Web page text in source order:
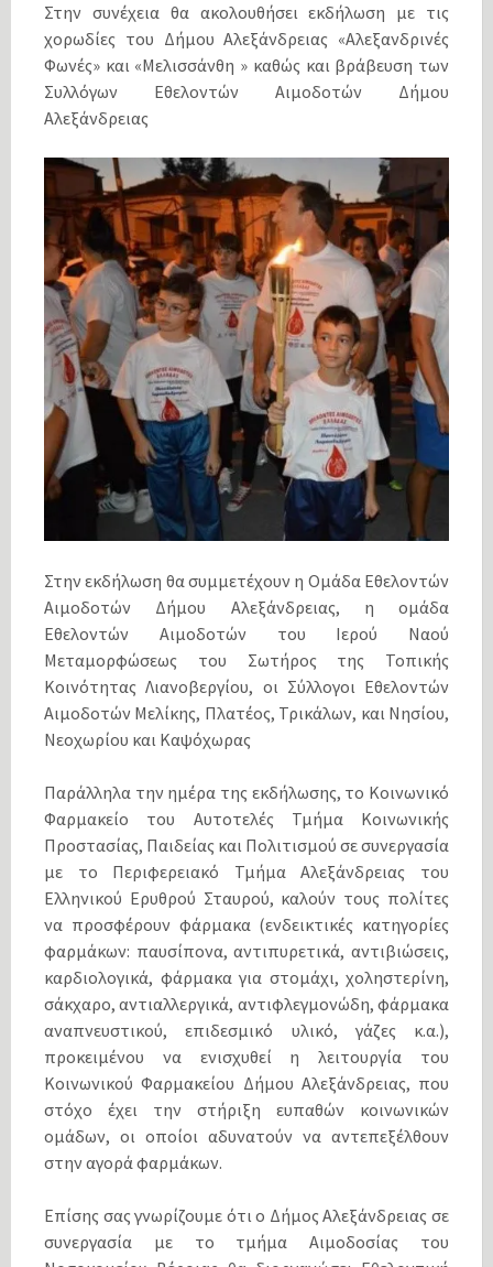
Στην συνέχεια θα ακολουθήσει εκδήλωση με τις
χορωδίες του Δήμου Αλεξάνδρειας «Αλεξανδρινές
Φωνές» και «Μελισσάνθη » καθώς και βράβευση των
Συλλόγων Εθελοντών Αιμοδοτών Δήμου
Αλεξάνδρειας
Στην εκδήλωση θα συμμετέχουν η Ομάδα Εθελοντών
Αιμοδοτών Δήμου Αλεξάνδρειας, η ομάδα
Εθελοντών Αιμοδοτών του Ιερού Ναού
Μεταμορφώσεως του Σωτήρος της Τοπικής
Κοινότητας Λιανοβεργίου, οι Σύλλογοι Εθελοντών
Αιμοδοτών Μελίκης, Πλατέος, Τρικάλων, και Νησίου,
Νεοχωρίου και Καψόχωρας
Παράλληλα την ημέρα της εκδήλωσης, το Κοινωνικό
Φαρμακείο του Αυτοτελές Τμήμα Κοινωνικής
Προστασίας, Παιδείας και Πολιτισμού σε συνεργασία
με το Περιφερειακό Τμήμα Αλεξάνδρειας του
Ελληνικού Ερυθρού Σταυρού, καλούν τους πολίτες
να προσφέρουν φάρμακα (ενδεικτικές κατηγορίες
φαρμάκων: παυσίπονα, αντιπυρετικά, αντιβιώσεις,
καρδιολογικά, φάρμακα για στομάχι, χοληστερίνη,
σάκχαρο, αντιαλλεργικά, αντιφλεγμονώδη, φάρμακα
αναπνευστικού, επιδεσμικό υλικό, γάζες κ.α.),
προκειμένου να ενισχυθεί η λειτουργία του
Κοινωνικού Φαρμακείου Δήμου Αλεξάνδρειας, που
στόχο έχει την στήριξη ευπαθών κοινωνικών
ομάδων, οι οποίοι αδυνατούν να αντεπεξέλθουν
στην αγορά φαρμάκων.
Επίσης σας γνωρίζουμε ότι ο Δήμος Αλεξάνδρειας σε
συνεργασία με το τμήμα Αιμοδοσίας του